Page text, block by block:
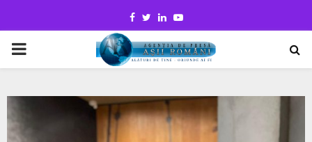
Facebook
TwitterLinkedinYoutube
PRIMARY